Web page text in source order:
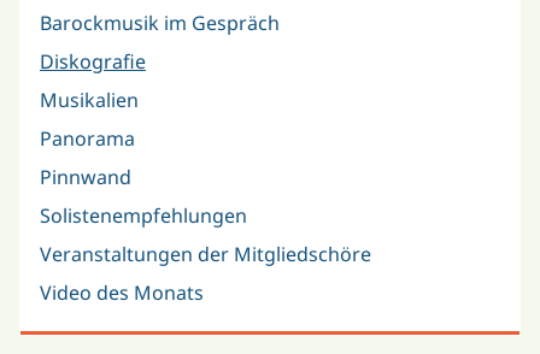
Barockmusik im Gespräch
Diskografie
Musikalien
Panorama
Pinnwand
Solistenempfehlungen
Veranstaltungen der Mitgliedschöre
Video des Monats